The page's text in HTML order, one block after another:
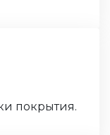
покрытия.